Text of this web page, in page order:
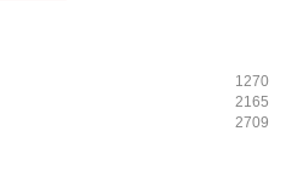
1270
2165
2709